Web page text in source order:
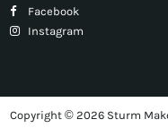
Facebook
Instagram
Copyright © 2026 Sturm